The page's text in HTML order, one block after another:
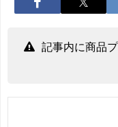
記事内に商品